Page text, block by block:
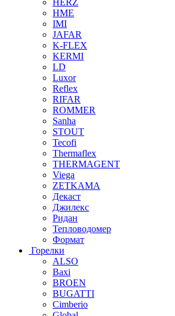
HME
IMI
JAFAR
K-FLEX
KERMI
LD
Luxor
Reflex
RIFAR
ROMMER
Sanha
STOUT
Tecofi
Thermaflex
THERMAGENT
Viega
ZETKAMA
Декаст
Джилекс
Ридан
Тепловодомер
Формат
Горелки
ALSO
Baxi
BROEN
BUGATTI
Cimberio